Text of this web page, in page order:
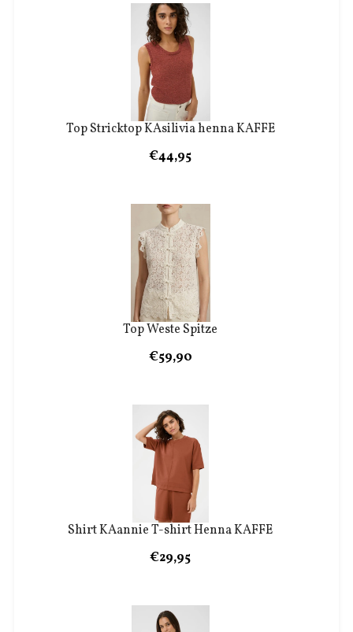
Top Stricktop KAsilivia henna KAFFE
€44,95
Top Weste Spitze
€59,90
Shirt KAannie T-shirt Henna KAFFE
€29,95